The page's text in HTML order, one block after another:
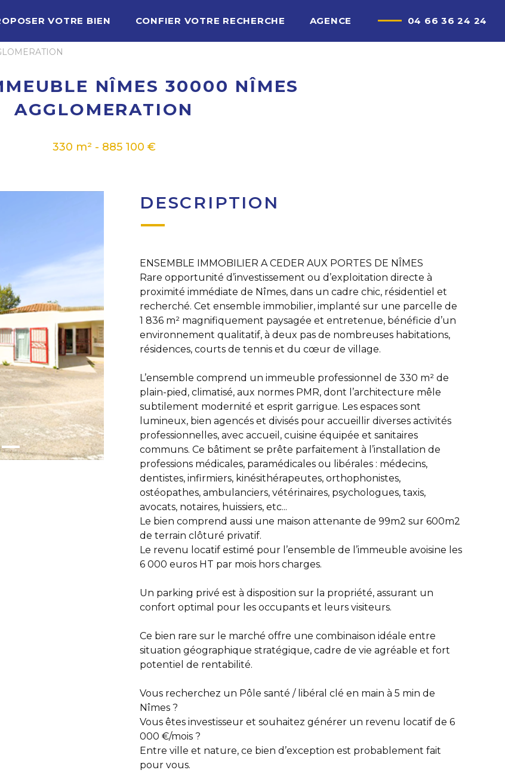
VOTRE BIEN CONFIER VOTRE RECHERCHE AGENCE 04 66 36 24 24
NÎMES 30000 NÎMES
AGGLOMERATION
330 m² - 885 100 €
DESCRIPTION
ENSEMBLE IMMOBILIER A CEDER AUX PORTES DE NÎMES
Rare opportunité d’investissement ou d’exploitation directe à
proximité immédiate de Nîmes, dans un cadre chic, résidentiel et
recherché. Cet ensemble immobilier, implanté sur une parcelle de
1 836 m² magnifiquement paysagée et entretenue, bénéficie d’un
environnement qualitatif, à deux pas de nombreuses habitations,
résidences, courts de tennis et du cœur de village.
L’ensemble comprend un immeuble professionnel de 330 m² de
plain-pied, climatisé, aux normes PMR, dont l’architecture mêle
subtilement modernité et esprit garrigue. Les espaces sont
lumineux, bien agencés et divisés pour accueillir diverses activités
professionnelles, avec accueil, cuisine équipée et sanitaires
communs. Ce bâtiment se prête parfaitement à l’installation de
professions médicales, paramédicales ou libérales : médecins,
dentistes, infirmiers, kinésithérapeutes, orthophonistes,
ostéopathes, ambulanciers, vétérinaires, psychologues, taxis,
avocats, notaires, huissiers, etc...
Le bien comprend aussi une maison attenante de 99m2 sur 600m2
de terrain clôturé privatif.
Le revenu locatif estimé pour l’ensemble de l’immeuble avoisine les
6 000 euros HT par mois hors charges.
Un parking privé est à disposition sur la propriété, assurant un
confort optimal pour les occupants et leurs visiteurs.
Ce bien rare sur le marché offre une combinaison idéale entre
situation géographique stratégique, cadre de vie agréable et fort
potentiel de rentabilité.
Vous recherchez un Pôle santé / libéral clé en main à 5 min de
Nîmes ?
Vous êtes investisseur et souhaitez générer un revenu locatif de 6
000 €/mois ?
Entre ville et nature, ce bien d’exception est probablement fait
pour vous.